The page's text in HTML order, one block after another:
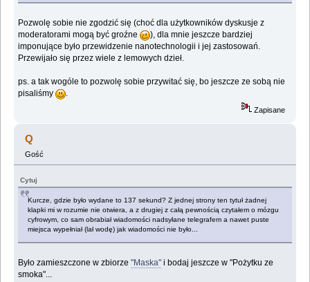
Pozwolę sobie nie zgodzić się (choć dla użytkowników dyskusje z
moderatorami mogą być groźne
), dla mnie jeszcze bardziej
imponujące było przewidzenie nanotechnologii i jej zastosowań.
Przewijało się przez wiele z lemowych dzieł.
ps. a tak wogóle to pozwolę sobie przywitać się, bo jeszcze ze sobą nie
pisaliśmy
Zapisane
Q
Gość
Cytuj
Kurcze, gdzie było wydane to 137 sekund? Z jednej strony ten tytuł żadnej
klapki mi w rozumie nie otwiera, a z drugiej z całą pewnością czytałem o mózgu
cyfrowym, co sam obrabiał wiadomości nadsyłane telegrafem a nawet puste
miejsca wypełniał (lał wodę) jak wiadomości nie było...
Było zamieszczone w zbiorze"Maska" i bodaj jeszcze w "Pożytku ze
smoka"...